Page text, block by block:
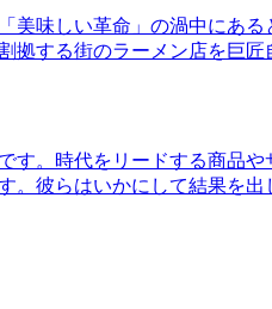
美味しい革命」の渦中にあ
する街のラーメン店を巨匠
す。時代をリードする商品
。彼らはいかにして結果を